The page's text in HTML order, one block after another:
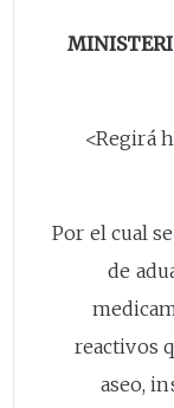
<Regirá
Por el cual
de
reactivos
aseo,